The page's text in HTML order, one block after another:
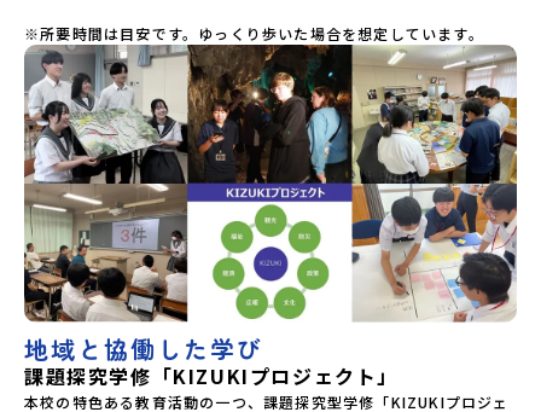
※所要時間は目安です。ゆっくり歩いた場合を想定しています。
地域と協働した学び
課題探究学修「KIZUKIプロジェクト」
本校の特色ある教育活動の一つ、課題探究型学修「KIZUKIプロジェ